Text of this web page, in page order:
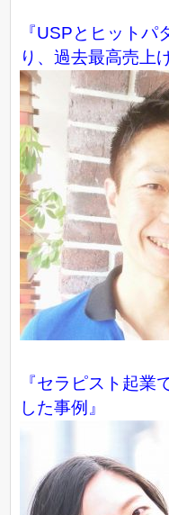
『USPとヒット
り、過去最高売上
『セラピスト起業
した事例 』